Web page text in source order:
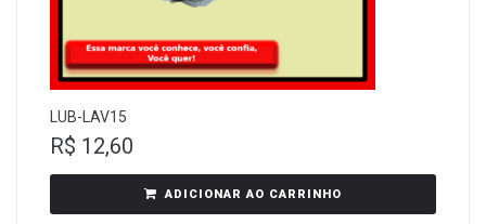
LUB-LAV15
R$ 12,60
ADICIONAR AO CARRINHO